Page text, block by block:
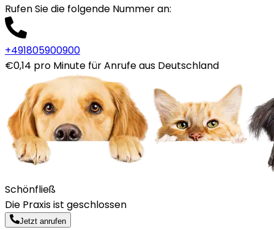
Rufen Sie die folgende Nummer an:
+491805900900
€0,14 pro Minute für Anrufe aus Deutschland
Schönfließ
Die Praxis ist geschlossen
Jetzt anrufen